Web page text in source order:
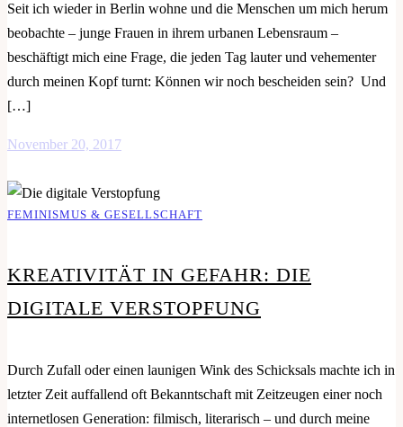
Seit ich wieder in Berlin wohne und die Menschen um mich herum
beobachte – junge Frauen in ihrem urbanen Lebensraum –
beschäftigt mich eine Frage, die jeden Tag lauter und vehementer
durch meinen Kopf turnt: Können wir noch bescheiden sein? Und
[…]
November 20, 2017
FEMINISMUS & GESELLSCHAFT
KREATIVITÄT IN GEFAHR: DIE
DIGITALE VERSTOPFUNG
Durch Zufall oder einen launigen Wink des Schicksals machte ich in
letzter Zeit auffallend oft Bekanntschaft mit Zeitzeugen einer noch
internetlosen Generation: filmisch, literarisch – und durch meine